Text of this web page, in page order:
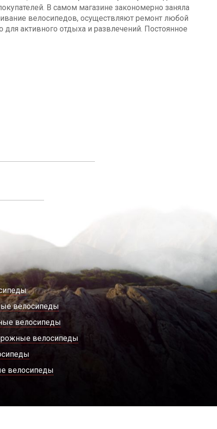
В самом магазине закономерно заняла
велосипедов, осуществляют ремонт любой
для активного отдыха и развлечений. Постоянное
велосипеды
велосипеды
велосипеды
велосипеды